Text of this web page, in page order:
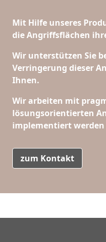
Mit Hilfe unseres
die Angriffsflächen
Wir unterstützen Sie
Verringerung dieser
Ihnen.
Wir arbeiten mit
lösungsorientierten
implementiert
zum Kontakt